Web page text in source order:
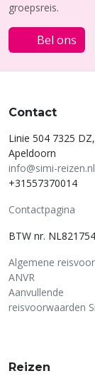
groepsreis.
Bel ons
Contact
Linie 504 7325 DZ,
Apeldoorn
info@simi-reizen.nl
+31557370014
Contactpagina
BTW nr.
Algemene
ANVR
Aanvullende
reisvoorwaarden
Reizen